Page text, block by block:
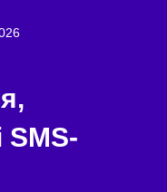
SMS-